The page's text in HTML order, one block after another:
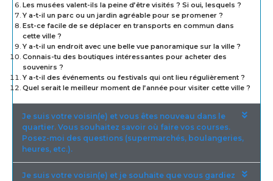
Les musées valent-ils la peine d’être visités ? Si oui, lesquels ?
Y a-t-il un parc ou un jardin agréable pour se promener ?
Est-ce facile de se déplacer en transports en commun dans
cette ville ?
Y a-t-il un endroit avec une belle vue panoramique sur la ville ?
Connais-tu des boutiques intéressantes pour acheter des
souvenirs ?
Y a-t-il des événements ou festivals qui ont lieu régulièrement ?
Quel serait le meilleur moment de l’année pour visiter cette ville ?
Je suis votre voisin(e) et vous êtes nouveau dans le
quartier. Vous souhaitez savoir où faire vos courses.
Posez-moi des questions (supermarchés, boulangeries,
heures, etc.).
Je suis votre voisin(e) et je souhaite que vous gardiez